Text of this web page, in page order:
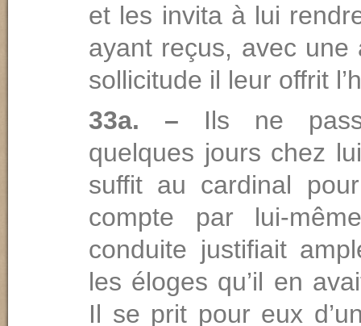
et les invita à lui
ayant reçus, avec une
sollicitude il leur offrit
33a. – Ils ne
quelques jours chez
suffit au cardinal
compte par lui-
conduite justifiait
les éloges qu’il en
Il se prit pour eux